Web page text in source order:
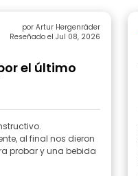
por Artur Hergenräder
Reseñado el Jul 08, 2026
el último
al final nos dieron
probar y una bebida